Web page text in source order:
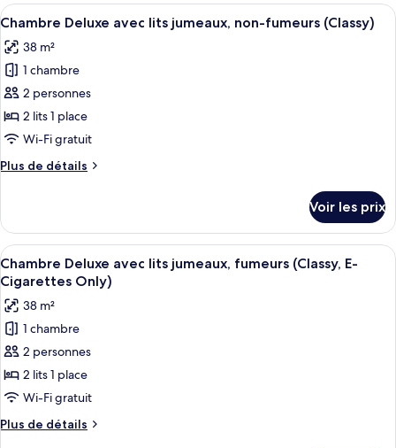
(Classy
King,
E-
Cigarettes
Only)
de
Chambre
Deluxe,
(Classy
King,
E-
Cigarettes
Only)
Afficher
toutes
les
photos
pour
ce
type
chambre :
avec
lits
jumeaux,
non-
fumeurs
(Classy)
Une chambre d’hôtel avec deux
7
Chambre Deluxe avec lits jumeaux, non-fumeurs (Classy)
38 m²
1 chambre
2 personnes
2 lits 1 place
Wi-Fi gratuit
Plus de détails
Plus
le
type
de
chambre
Chambre
Deluxe
avec
lits
jumeaux,
non-
(Classy)
Voir les prix
Afficher
toutes
les
photos
pour
ce
type
de
chambre :
Chambre
Une chambre d’hôtel avec deux
7
Chambre Deluxe avec lits jumeaux, fumeurs (Classy, E-
Cigarettes Only)
38 m²
1 chambre
2 personnes
2 lits 1 place
Wi-Fi gratuit
Plus de détails
Plus